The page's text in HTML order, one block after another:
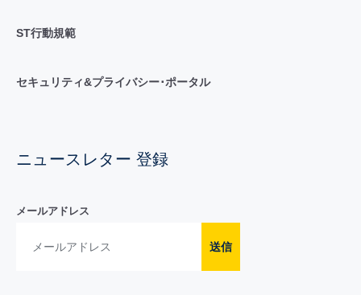
ST行動規範
セキュリティ&プライバシー･ポータル
ニュースレター 登録
メールアドレス
送信